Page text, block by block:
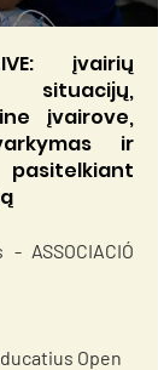
įvairių
situacijų,
įvairove,
ir
ASSOCIACIÓ
Open